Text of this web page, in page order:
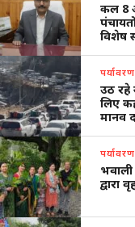
कल 8
विशेष
पर्यावरण
उठ रहे
लिए
मानव
पर्यावरण
द्वारा